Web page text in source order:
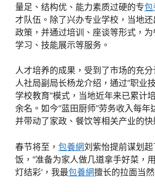
量足、结构优、能力素质过硬的专包
才队伍。除了兴办专业学校，当地
政策，并通过培训、座谈等形式，
学习、技能展示等服务。
人才培养的成果，受到了市场的充
人社局副局长杨龙介绍，通过“职业
学校教育”模式，当地近年来已累计
余名。如今“蓝田厨师”劳务收入每年
并带动了家政、餐饮等相关产业的快
春节将至， 包養網刘紫怡提前谋划
饭，“准备为家人做几道拿手好菜，
灯结彩’，我最包養網擅长的拉面当